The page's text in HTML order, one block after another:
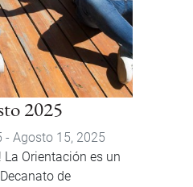
2025
- Agosto 15, 2025
La Orientación es un
de